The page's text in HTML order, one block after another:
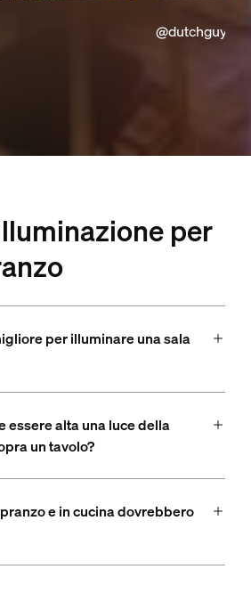
@dutchguy84
per
per illuminare una sala
essere alta una luce della
un tavolo?
e in cucina dovrebbero